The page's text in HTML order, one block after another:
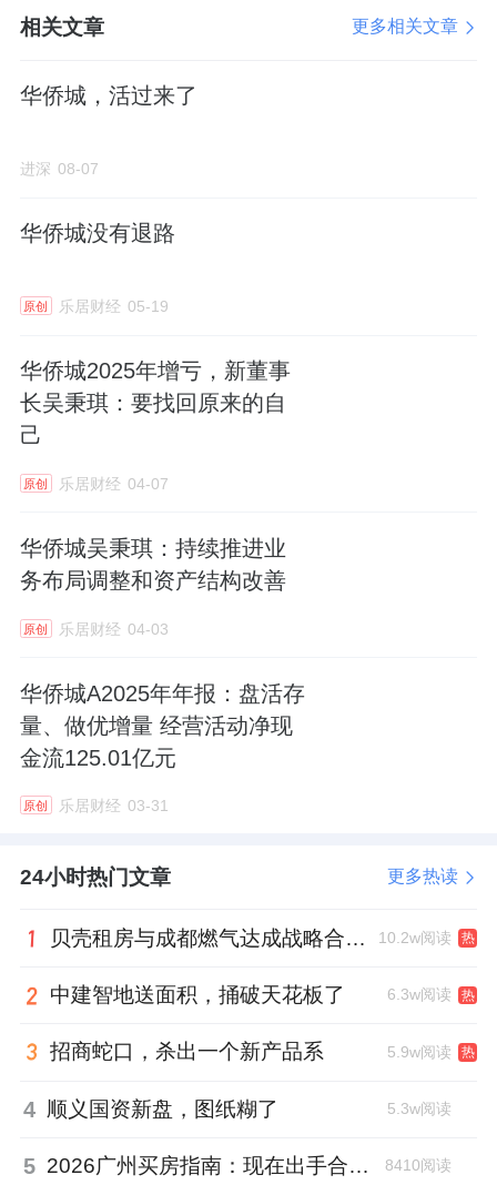
宅，从伦敦的海德公园一号，纽约曼哈顿中央
生先生自己设计的台北豪宅帝宝、陶朱隐园，
世纪山谷·世家，几乎具备了以上豪宅案例的核
杜康生先生特别强调：“当我站在世家大宅向外
个地段与景观，是我见过最壮阔、最雄伟的案
例之一。”在豪宅专家杜康生老师的眼中，深业
世纪山谷·世家是世界上独档的优质房产，拥有
其绝对优势与巨大潜力。
杜康生老师分享之后，一段《序启世家》
VCR，与世界共鉴世家的传世价值。沙河入
中轴之上，这条传奇中轴的右岸，代表了过去
十年总部经济的传奇成就；左岸将续写未来十
年深圳湾CBD的发展高度。深业集团，以最高
的标准成就了这座深湾中轴之上的传世塔标作
授牌仪式全面提升服务
在独一无二的人居美学之上，为匹配世家业主
的尊贵生活，深业世纪山谷·世家也将物业服务
世家世纪会服务重要的里程碑——金钥匙联盟
授牌仪式。
相关文章 更多相关文章
华侨城，活过来了
进深 08-07
华侨城没有退路
原创 乐居财经 05-19
华侨城2025年增亏，新董事
长吴秉琪：要找回原来的自
己
原创 乐居财经 04-07
华侨城吴秉琪：持续推进业
务布局调整和资产结构改善
原创 乐居财经 04-03
华侨城A2025年年报：盘活存
量、做优增量 经营活动净现
金流125.01亿元
原创 乐居财经 03-31
24小时热门文章 更多热读
贝壳租房与成都燃气达成战略合作 打通安全巡检“最后一米” 10.2w阅读 热
中建智地送面积，捅破天花板了 6.3w阅读 热
招商蛇口，杀出一个新产品系 5.9w阅读 热
4 顺义国资新盘，图纸糊了 5.3w阅读
5 2026广州买房指南：现在出手合适吗？一手二手怎么选？克而瑞榜单揭晓答案 8410阅读